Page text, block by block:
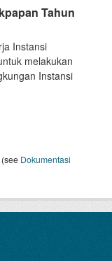
Tahun
Instansi
melakukan
Instansi
(see Dokumentasi